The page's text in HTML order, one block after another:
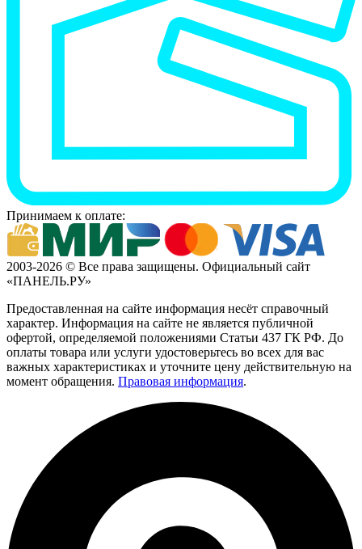
Принимаем к оплате:
2003-2026 © Все права защищены. Официальный сайт
«ПАНЕЛЬ.РУ»
Предоставленная на сайте информация несёт справочный
характер. Информация на сайте не является публичной
офертой, определяемой положениями Статьи 437 ГК РФ. До
оплаты товара или услуги удостоверьтесь во всех для вас
важных характеристиках и уточните цену действительную на
момент обращения. Правовая информация.